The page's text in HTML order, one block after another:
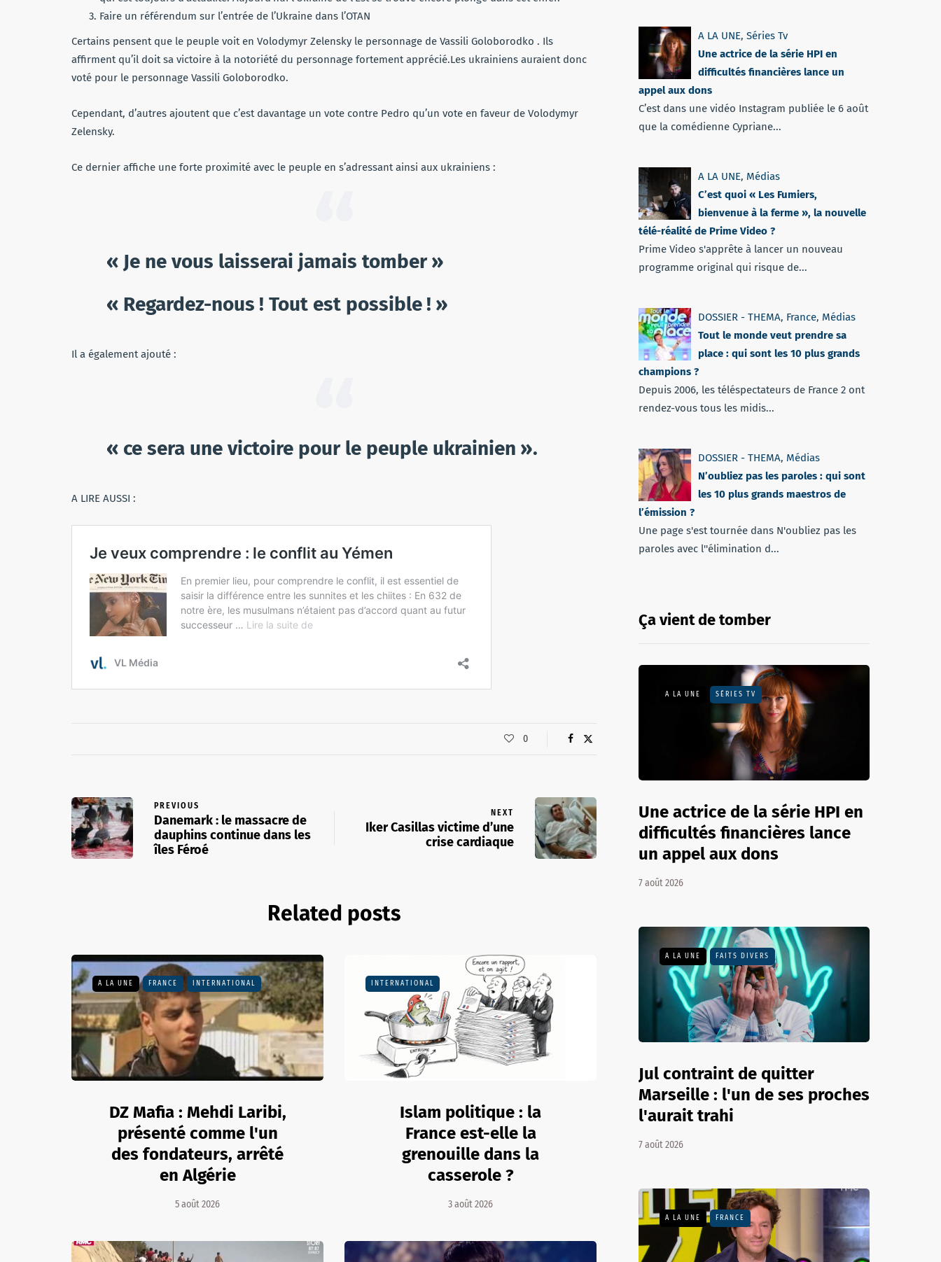
Faire un référendum sur l’entrée de l’Ukraine dans l’OTAN
Certains pensent que le peuple voit en Volodymyr Zelensky le personnage de Vassili Goloborodko . Ils
affirment qu’il doit sa victoire à la notoriété du personnage fortement apprécié.Les ukrainiens auraient donc
voté pour le personnage Vassili Goloborodko.
Cependant, d’autres ajoutent que c’est davantage un vote contre Pedro qu’un vote en faveur de Volodymyr
Zelensky.
Ce dernier affiche une forte proximité avec le peuple en s’adressant ainsi aux ukrainiens :
« Je ne vous laisserai jamais tomber »
« Regardez-nous ! Tout est possible ! »
Il a également ajouté :
« ce sera une victoire pour le peuple ukrainien ».
A LIRE AUSSI :
0
PREVIOUS
Danemark : le massacre de
dauphins continue dans les
îles Féroé
NEXT
Iker Casillas victime d’une
crise cardiaque
Related posts
A LA UNE FRANCE INTERNATIONAL
DZ Mafia : Mehdi Laribi,
présenté comme l'un
des fondateurs, arrêté
en Algérie
5 août 2026
INTERNATIONAL
Islam politique : la
France est-elle la
grenouille dans la
casserole ?
3 août 2026
A LA UNE, Séries Tv
Une actrice de la série HPI en
difficultés financières lance un
appel aux dons
C’est dans une vidéo Instagram publiée le 6 août
que la comédienne Cypriane...
A LA UNE, Médias
C’est quoi « Les Fumiers,
bienvenue à la ferme », la nouvelle
télé-réalité de Prime Video ?
Prime Video s'apprête à lancer un nouveau
programme original qui risque de...
DOSSIER - THEMA, France, Médias
Tout le monde veut prendre sa
place : qui sont les 10 plus grands
champions ?
Depuis 2006, les téléspectateurs de France 2 ont
rendez-vous tous les midis...
DOSSIER - THEMA, Médias
N’oubliez pas les paroles : qui sont
les 10 plus grands maestros de
l’émission ?
Une page s'est tournée dans N'oubliez pas les
paroles avec l''élimination d...
Ça vient de tomber
A LA UNE SÉRIES TV
Une actrice de la série HPI en
difficultés financières lance
un appel aux dons
7 août 2026
A LA UNE FAITS DIVERS
Jul contraint de quitter
Marseille : l'un de ses proches
l'aurait trahi
7 août 2026
A LA UNE FRANCE